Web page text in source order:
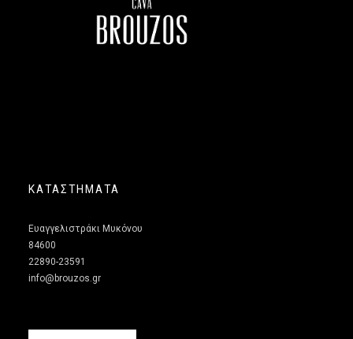
ΚΑΤΑΣΤΗΜΑΤΑ
Ευαγγελιστράκι Μυκόνου
84600
22890-23591
info@brouzos.gr